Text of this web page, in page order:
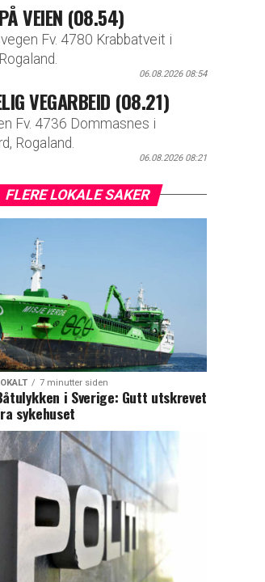
VEIEN (08.54)
Fv. 4780 Krabbatveit i
06.08.2026 08:54
VEGARBEID (08.21)
Fv. 4736 Dommasnes i
Rogaland.
06.08.2026 08:21
FLERE LOKALE SAKER
7 minutter siden
i Sverige: Gutt utskrevet
sykehuset